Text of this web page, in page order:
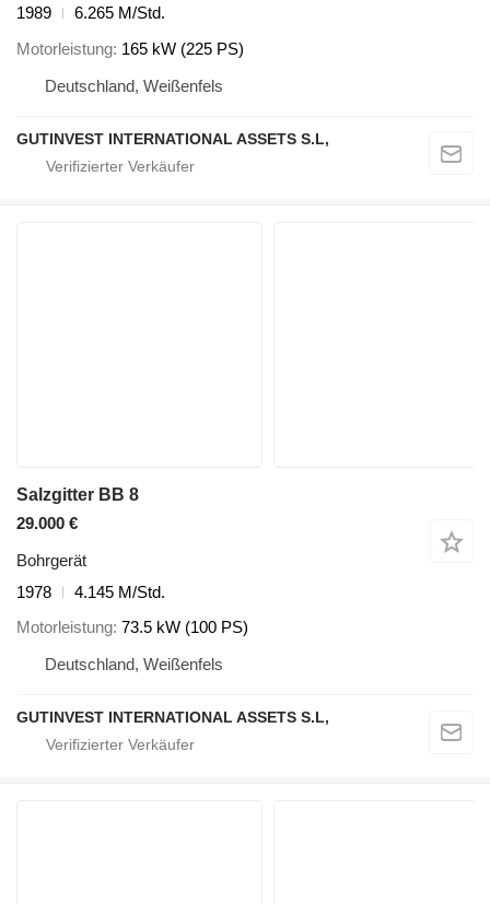
1989
6.265 M/Std.
Motorleistung 165 kW (225 PS)
Deutschland, Weißenfels
GUTINVEST INTERNATIONAL ASSETS S.L,
Salzgitter BB 8
29.000 €
Bohrgerät
1978
4.145 M/Std.
Motorleistung 73.5 kW (100 PS)
Deutschland, Weißenfels
GUTINVEST INTERNATIONAL ASSETS S.L,